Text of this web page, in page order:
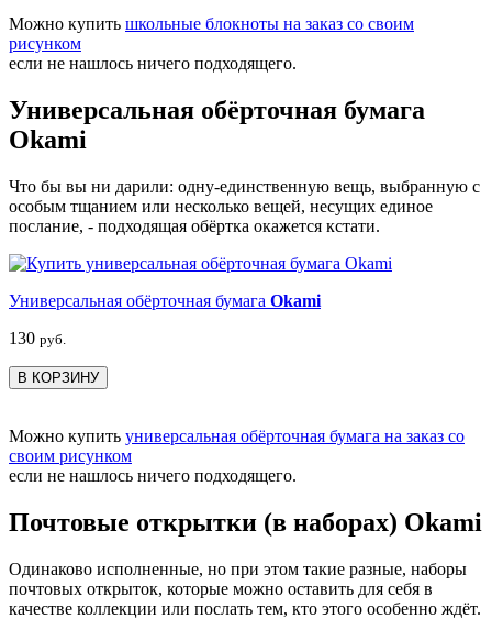
Можно купить школьные блокноты на заказ со своим
рисунком
если не нашлось ничего подходящего.
Универсальная обёрточная бумага
Okami
Что бы вы ни дарили: одну-единственную вещь, выбранную с
особым тщанием или несколько вещей, несущих единое
послание, - подходящая обёртка окажется кстати.
Универсальная обёрточная бумага Okami
130 руб.
В КОРЗИНУ
Можно купить универсальная обёрточная бумага на заказ со
своим рисунком
если не нашлось ничего подходящего.
Почтовые открытки (в наборах) Okami
Одинаково исполненные, но при этом такие разные, наборы
почтовых открыток, которые можно оставить для себя в
качестве коллекции или послать тем, кто этого особенно ждёт.